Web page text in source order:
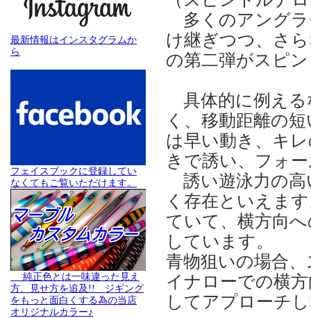
最新情報はインスタグラムか
ら
フェイスブックに登録してい
なくてもご覧いただけます。
純正色とは一味違った見え
方、見せ方を追及!! ジギング
をもっと面白くする為の当店
オリジナルカラー♪
多くのアングラ
け継ぎつつ、さ
の第二弾がスピ
具体的に例える
く、移動距離の
は早い動き、キ
きで誘い、フォ
誘い遊泳力の高
く存在といえま
ていて、横方向
しています。
青物狙いの場合
イナローでの横
してアプローチ